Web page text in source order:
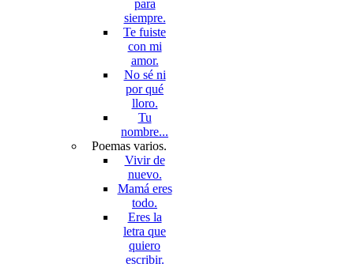
para
siempre.
Te fuiste
con mi
amor.
No sé ni
por qué
lloro.
Tu
nombre...
Poemas varios.
Vivir de
nuevo.
Mamá eres
todo.
Eres la
letra que
quiero
escribir.